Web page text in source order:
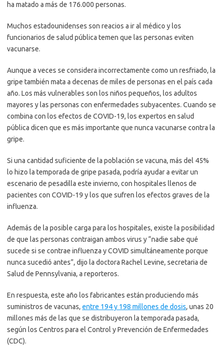
ha matado a más de 176.000 personas.
Muchos estadounidenses son reacios a ir al médico y los
funcionarios de salud pública temen que las personas eviten
vacunarse.
Aunque a veces se considera incorrectamente como un resfriado, la
gripe también mata a decenas de miles de personas en el país cada
año. Los más vulnerables son los niños pequeños, los adultos
mayores y las personas con enfermedades subyacentes. Cuando se
combina con los efectos de COVID-19, los expertos en salud
pública dicen que es más importante que nunca vacunarse contra la
gripe.
Si una cantidad suficiente de la población se vacuna, más del 45%
lo hizo la temporada de gripe pasada, podría ayudar a evitar un
escenario de pesadilla este invierno, con hospitales llenos de
pacientes con COVID-19 y los que sufren los efectos graves de la
influenza.
Además de la posible carga para los hospitales, existe la posibilidad
de que las personas contraigan ambos virus y “nadie sabe qué
sucede si se contrae influenza y COVID simultáneamente porque
nunca sucedió antes”, dijo la doctora Rachel Levine, secretaria de
Salud de Pennsylvania, a reporteros.
En respuesta, este año los fabricantes están produciendo más
suministros de vacunas, entre 194 y 198 millones de dosis, unas 20
millones más de las que se distribuyeron la temporada pasada,
según los Centros para el Control y Prevención de Enfermedades
(CDC).